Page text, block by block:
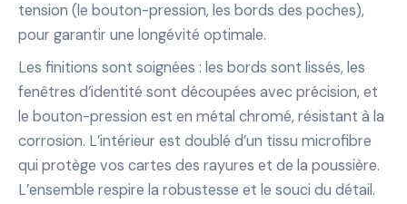
tension (le bouton-pression, les bords des poches),
pour garantir une longévité optimale.
Les finitions sont soignées : les bords sont lissés, les
fenêtres d’identité sont découpées avec précision, et
le bouton-pression est en métal chromé, résistant à la
corrosion. L’intérieur est doublé d’un tissu microfibre
qui protège vos cartes des rayures et de la poussière.
L’ensemble respire la robustesse et le souci du détail.